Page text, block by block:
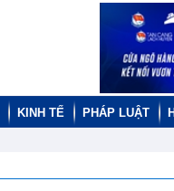
KINH TẾ PHÁP LUẬT